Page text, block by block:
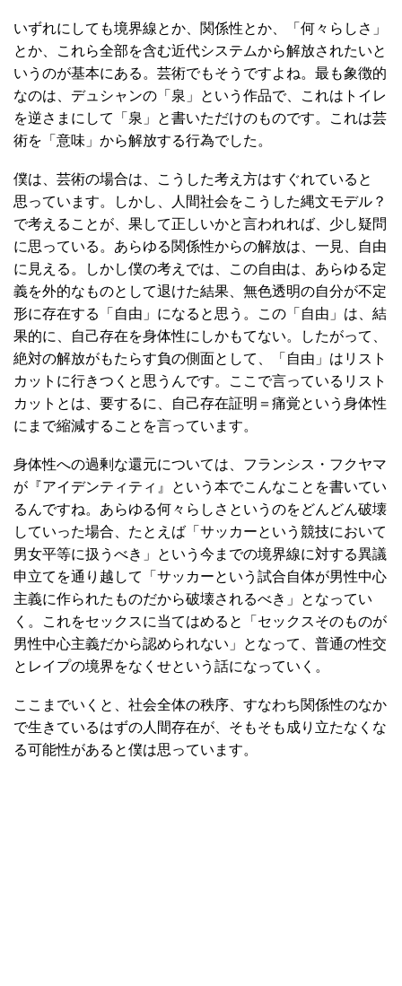
いずれにしても境界線とか、関係性とか、「何々らしさ」
とか、これら全部を含む近代システムから解放されたいと
いうのが基本にある。芸術でもそうですよね。最も象徴的
なのは、デュシャンの「泉」という作品で、これはトイレ
を逆さまにして「泉」と書いただけのものです。これは芸
術を「意味」から解放する行為でした。
僕は、芸術の場合は、こうした考え方はすぐれていると
思っています。しかし、人間社会をこうした縄文モデル？
で考えることが、果して正しいかと言われれば、少し疑問
に思っている。あらゆる関係性からの解放は、一見、自由
に見える。しかし僕の考えでは、この自由は、あらゆる定
義を外的なものとして退けた結果、無色透明の自分が不定
形に存在する「自由」になると思う。この「自由」は、結
果的に、自己存在を身体性にしかもてない。したがって、
絶対の解放がもたらす負の側面として、「自由」はリスト
カットに行きつくと思うんです。ここで言っているリスト
カットとは、要するに、自己存在証明＝痛覚という身体性
にまで縮減することを言っています。
身体性への過剰な還元については、フランシス・フクヤマ
が『アイデンティティ』という本でこんなことを書いてい
るんですね。あらゆる何々らしさというのをどんどん破壊
していった場合、たとえば「サッカーという競技において
男女平等に扱うべき」という今までの境界線に対する異議
申立てを通り越して「サッカーという試合自体が男性中心
主義に作られたものだから破壊されるべき」となってい
く。これをセックスに当てはめると「セックスそのものが
男性中心主義だから認められない」となって、普通の性交
とレイプの境界をなくせという話になっていく。
ここまでいくと、社会全体の秩序、すなわち関係性のなか
で生きているはずの人間存在が、そもそも成り立たなくな
る可能性があると僕は思っています。